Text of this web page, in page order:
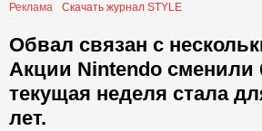
Реклама Скачать журнал STYLE
Обвал связан с
Акции Nintendo
текущая неделя стала
лет.